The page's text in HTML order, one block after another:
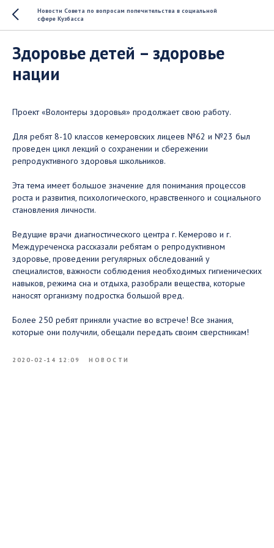
Новости Совета по вопросам попечительства в социальной
сфере Кузбасса
Здоровье детей – здоровье
нации
Проект «Волонтеры здоровья» продолжает свою работу. ⠀
Для ребят 8-10 классов кемеровских лицеев №62 и №23 был
проведен цикл лекций о сохранении и сбережении
репродуктивного здоровья школьников. ⠀
Эта тема имеет большое значение для понимания процессов
роста и развития, психологического, нравственного и социального
становления личности. ⠀
Ведущие врачи диагностического центра г. Кемерово и г.
Междуреченска рассказали ребятам о репродуктивном
здоровье, проведении регулярных обследований у
специалистов, важности соблюдения необходимых гигиенических
навыков, режима сна и отдыха, разобрали вещества, которые
наносят организму подростка большой вред. ⠀
Более 250 ребят приняли участие во встрече! Все знания,
которые они получили, обещали передать своим сверстникам!
2020-02-14 12:09 НОВОСТИ